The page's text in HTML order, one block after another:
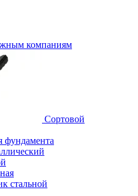
компаниям
Сортовой
фундамента
стальной